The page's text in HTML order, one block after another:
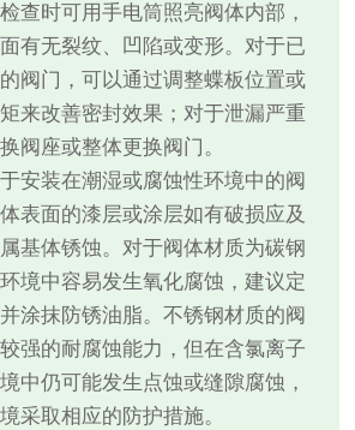
查时可用手电筒照亮阀体内部，
有无裂纹、凹陷或变形。对于已
阀门，可以通过调整蝶板位置或
来改善密封效果；对于泄漏严重
阀座或整体更换阀门。
安装在潮湿或腐蚀性环境中的阀
表面的漆层或涂层如有破损应及
基体锈蚀。对于阀体材质为碳钢
境中容易发生氧化腐蚀，建议定
涂抹防锈油脂。不锈钢材质的阀
强的耐腐蚀能力，但在含氯离子
中仍可能发生点蚀或缝隙腐蚀，
采取相应的防护措施。